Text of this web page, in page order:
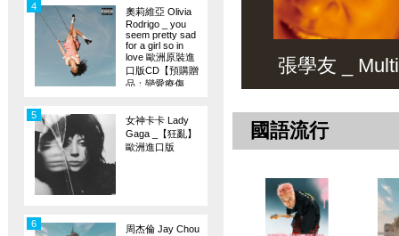
奧莉維亞 Olivia
Rodrigo _ you
seem pretty sad
for a girl so in
love 歐洲原裝進
口版CD【預購贈
品：戀愛療傷
4
女神卡卡 Lady
Gaga _【狂亂】
歐洲進口版
5
周杰倫 Jay Chou
6
張學友 _
國語流行